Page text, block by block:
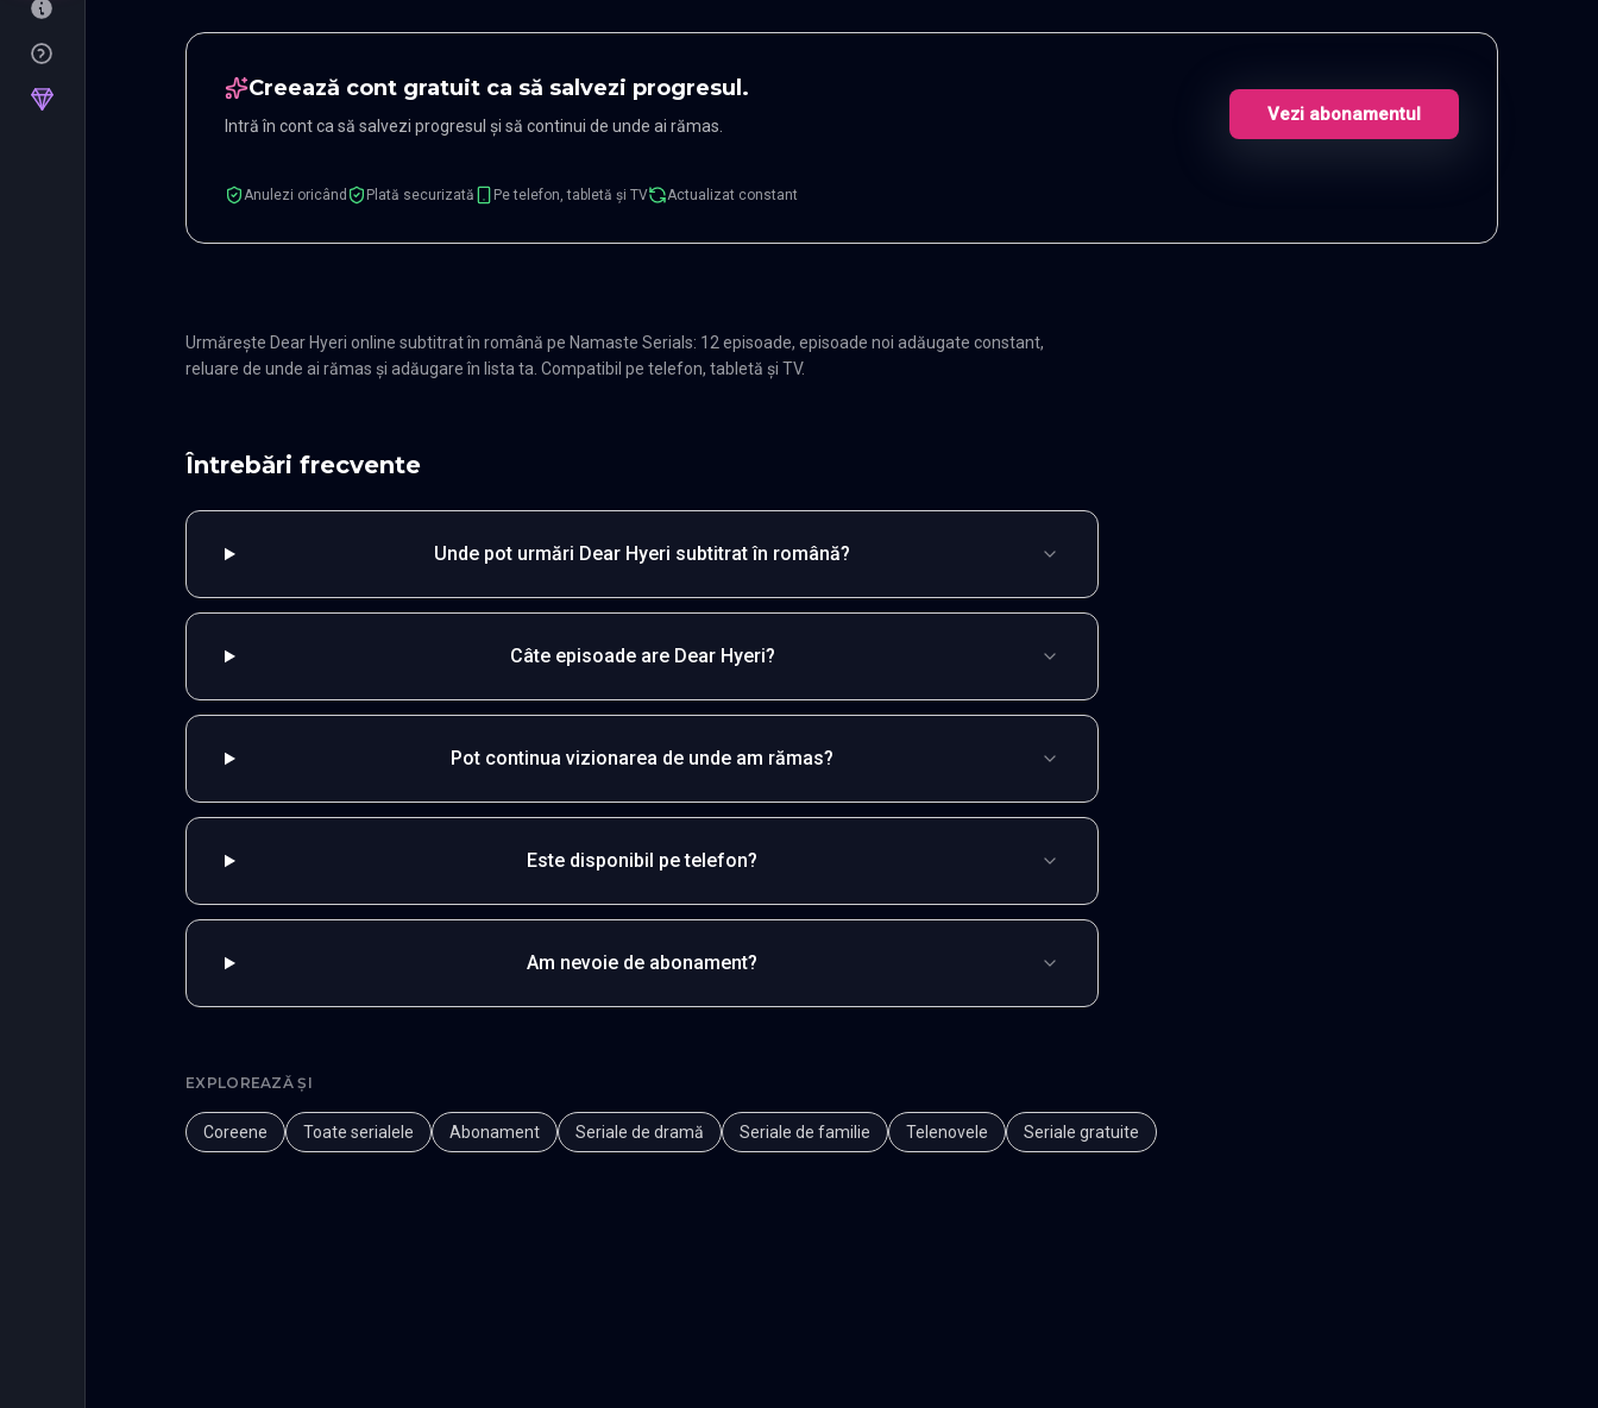
Creează cont gratuit ca să salvezi progresul.
Intră în cont ca să salvezi progresul și să continui de unde ai rămas.
Vezi abonamentul
Anulezi oricând Plată securizată Pe telefon, tabletă și TV Actualizat constant
Urmărește Dear Hyeri online subtitrat în română pe Namaste Serials: 12 episoade, episoade noi adăugate constant,
reluare de unde ai rămas și adăugare în lista ta. Compatibil pe telefon, tabletă și TV.
Întrebări frecvente
Unde pot urmări Dear Hyeri subtitrat în română?
Câte episoade are Dear Hyeri?
Pot continua vizionarea de unde am rămas?
Este disponibil pe telefon?
Am nevoie de abonament?
EXPLOREAZĂ ȘI
Coreene Toate serialele Abonament Seriale de dramă Seriale de familie Telenovele Seriale gratuite